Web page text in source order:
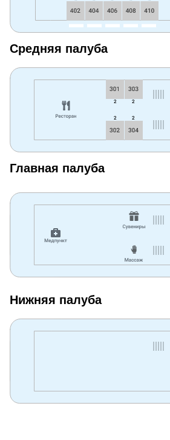
Средняя палуба
Главная палуба
Нижняя палуба